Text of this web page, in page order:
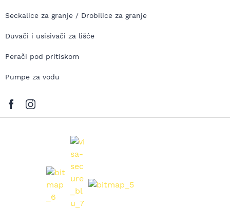
Seckalice za granje / Drobilice za granje
Duvači i usisivači za lišće
Perači pod pritiskom
Pumpe za vodu